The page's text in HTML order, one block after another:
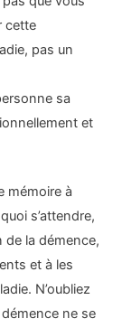
cette
pas un
sa
et
mémoire à
s’attendre,
de la démence,
et à les
N’oubliez
ne se